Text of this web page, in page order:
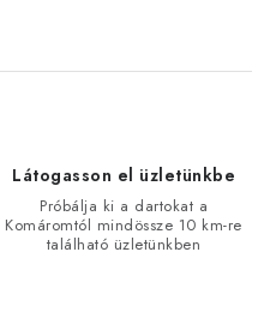
Látogasson el üzletünkbe
Próbálja ki a dartokat a
Komáromtól mindössze 10 km-re
található üzletünkben